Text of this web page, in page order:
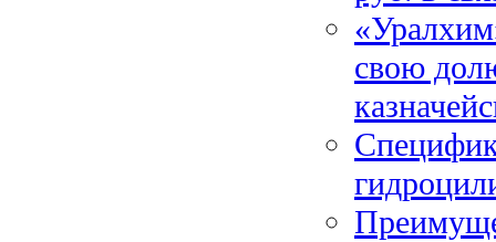
свою